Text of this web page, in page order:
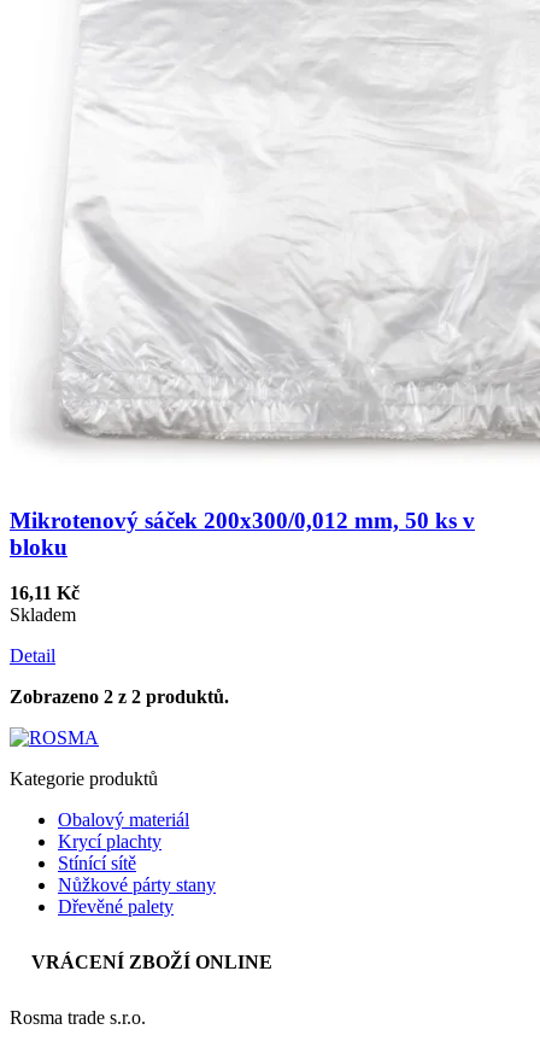
Mikrotenový sáček 200x300/0,012 mm, 50 ks v
bloku
16,11 Kč
Skladem
Detail
Zobrazeno 2 z 2 produktů.
Kategorie produktů
Obalový materiál
Krycí plachty
Stínící sítě
Nůžkové párty stany
Dřevěné palety
VRÁCENÍ ZBOŽÍ ONLINE
Rosma trade s.r.o.